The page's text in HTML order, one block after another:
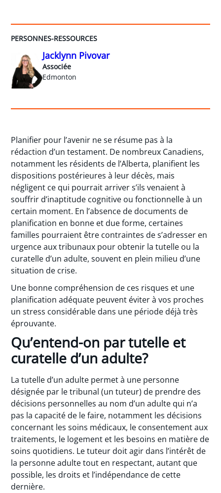
PERSONNES-RESSOURCES
Jacklynn Pivovar
Associée
Edmonton
Planifier pour l’avenir ne se résume pas à la
rédaction d’un testament. De nombreux Canadiens,
notamment les résidents de l’Alberta, planifient les
dispositions postérieures à leur décès, mais
négligent ce qui pourrait arriver s’ils venaient à
souffrir d’inaptitude cognitive ou fonctionnelle à un
certain moment. En l’absence de documents de
planification en bonne et due forme, certaines
familles pourraient être contraintes de s’adresser en
urgence aux tribunaux pour obtenir la tutelle ou la
curatelle d’un adulte, souvent en plein milieu d’une
situation de crise.
Une bonne compréhension de ces risques et une
planification adéquate peuvent éviter à vos proches
un stress considérable dans une période déjà très
éprouvante.
Qu’entend-on par tutelle et
curatelle d’un adulte?
La tutelle d’un adulte permet à une personne
désignée par le tribunal (un tuteur) de prendre des
décisions personnelles au nom d’un adulte qui n’a
pas la capacité de le faire, notamment les décisions
concernant les soins médicaux, le consentement aux
traitements, le logement et les besoins en matière de
soins quotidiens. Le tuteur doit agir dans l’intérêt de
la personne adulte tout en respectant, autant que
possible, les droits et l’indépendance de cette
dernière.